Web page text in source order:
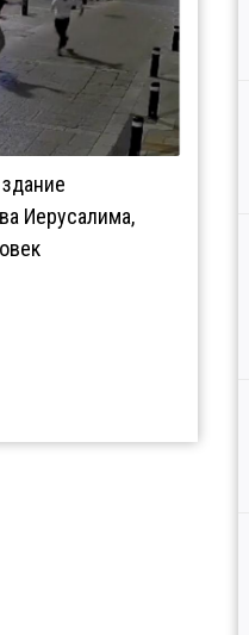
Иерусалима,